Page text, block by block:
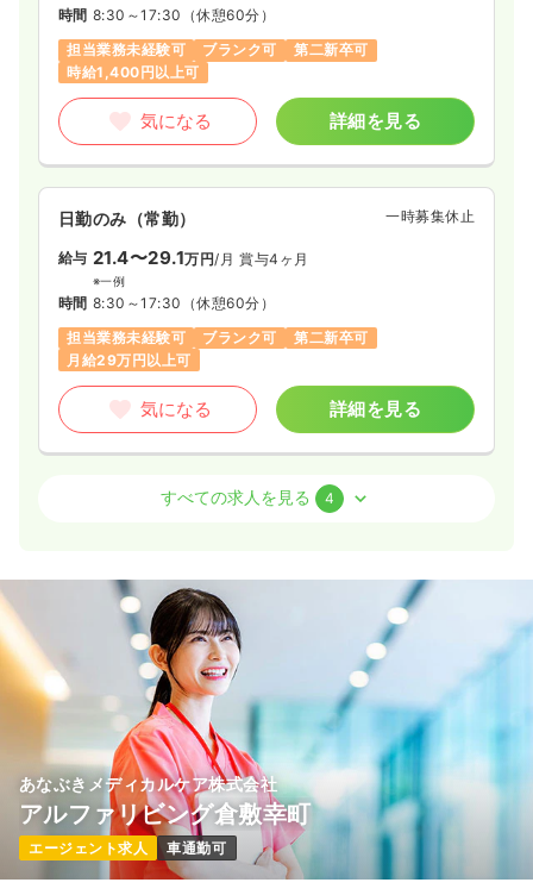
時間 8:30～17:30 （休憩60分）
担当業務未経験可
ブランク可
第二新卒可
時給1,400円以上可
気になる 詳細を見る
日勤のみ（常勤） 一時募集休止
給与 21.4〜29.1万円/月 賞与4ヶ月
※一例
時間 8:30～17:30 （休憩60分）
担当業務未経験可
ブランク可
第二新卒可
月給29万円以上可
気になる 詳細を見る
25.8 /月 賞与4ヶ月
※経験3年の例
9:00～18:00（休憩60分）
4週8休以上
担当業務未経験可 ブランク可
月給32万円以上可
気になる 詳細を見る
日勤のみ（パート）
給与 時給1,400円〜
すべての求人を見る 4
あなぶきメディカルケア株式会社
アルファリビング倉敷幸町
エージェント求人 車通勤可